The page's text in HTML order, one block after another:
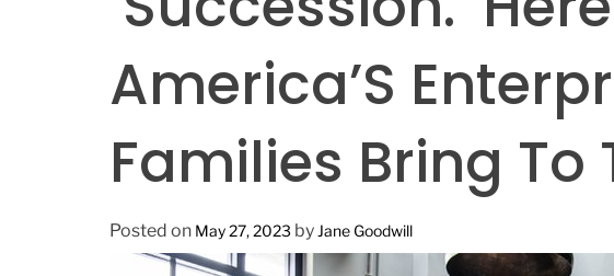
America’S
Families Bring To
Posted on May 27, 2023 by Jane Goodwill